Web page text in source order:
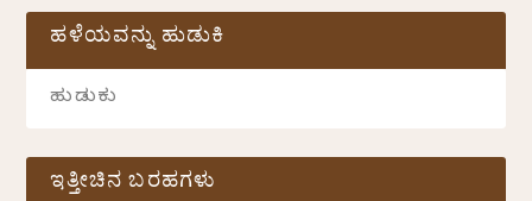
ಹಳೆಯವನ್ನು ಹುಡುಕಿ
ಇತ್ತೀಚಿನ ಬರಹಗಳು